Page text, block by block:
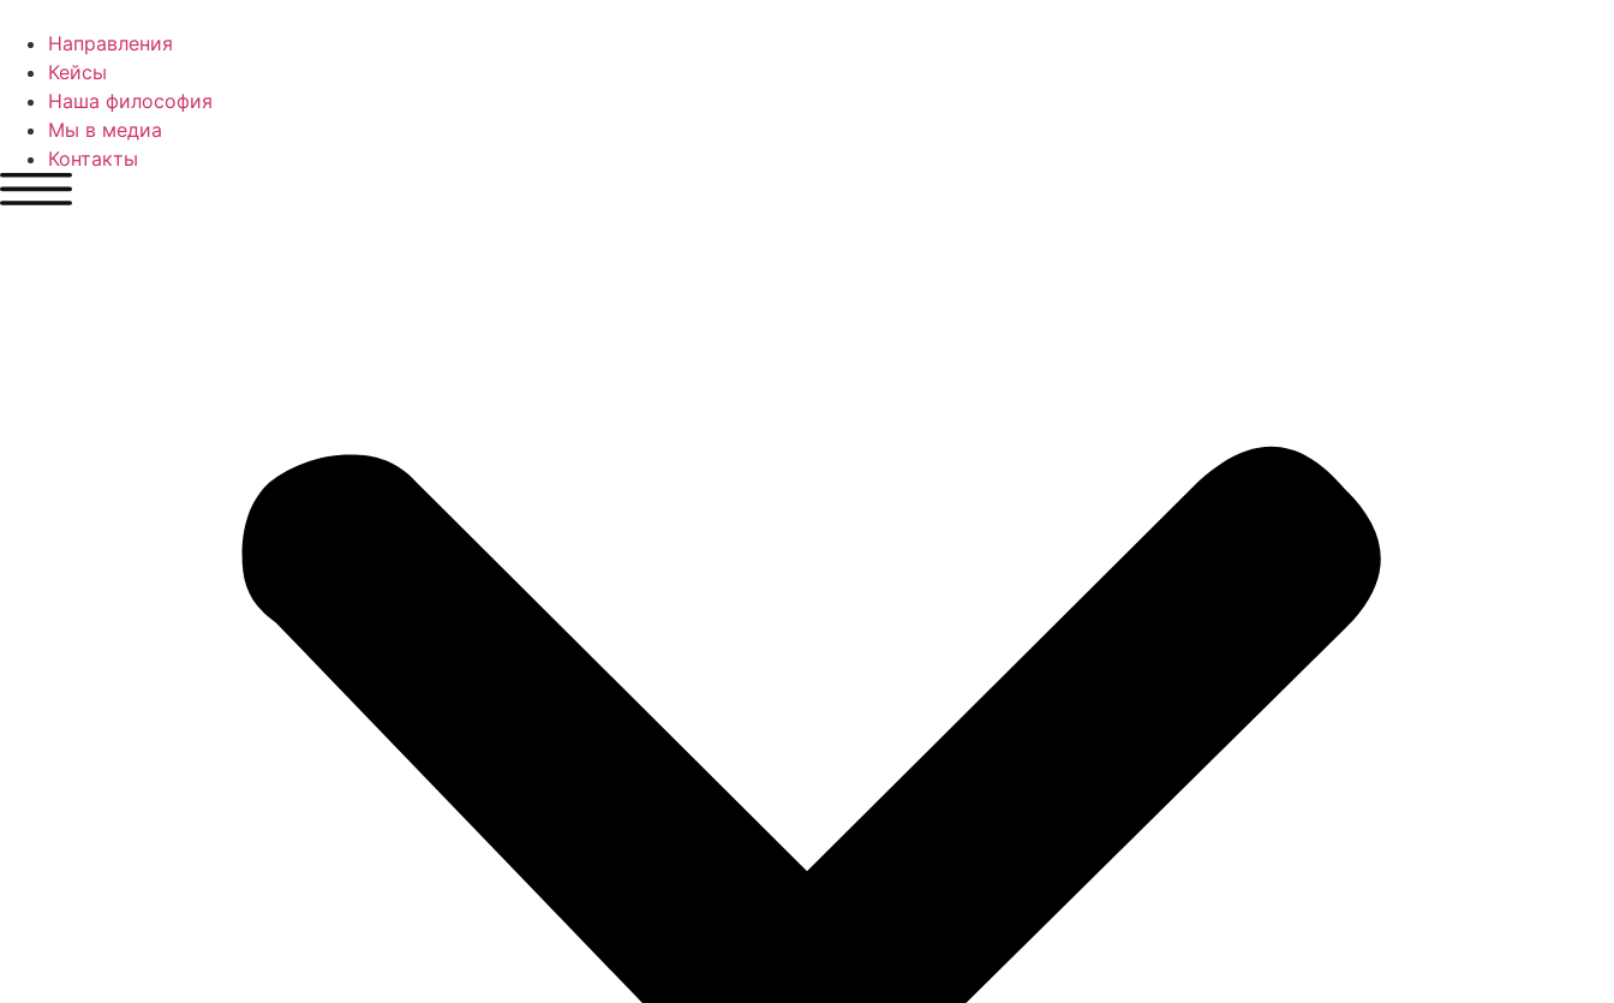
содержимому
Направления
Кейсы
Наша философия
Мы в медиа
Контакты